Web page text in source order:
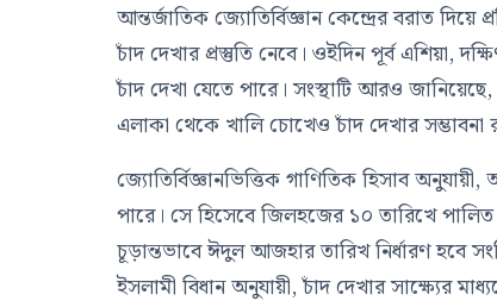
আন্তর্জাতিক জ্যোতির্বিজ্ঞান কেন্দ্রের বরাত
চাঁদ দেখার প্রস্তুতি নেবে। ওইদিন পূর্ব এশিয়া,
চাঁদ দেখা যেতে পারে। সংস্থাটি আরও
এলাকা থেকে খালি চোখেও চাঁদ দেখার সম্ভাবনা
জ্যোতির্বিজ্ঞানভিত্তিক গাণিতিক হিসাব
পারে। সে হিসেবে জিলহজের ১০ তারিখে
চূড়ান্তভাবে ঈদুল আজহার তারিখ নির্ধারণ হবে
ইসলামী বিধান অনুযায়ী, চাঁদ দেখার সাক্ষ্যের